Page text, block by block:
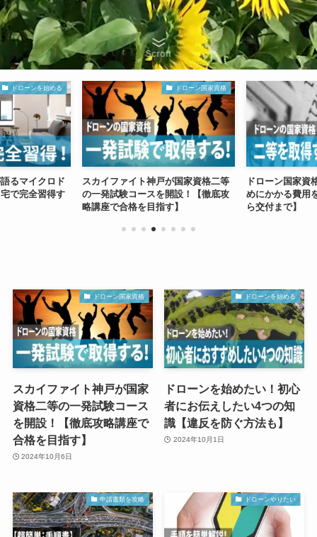
Scroll
ドローンを始める
るマイクロド
で完全習得す
ドローン国家資格
スカイファイト神戸が国家資格二等
の一発試験コースを開設！【徹底攻
略講座で合格を目指す】
ドローン国家資
めにかかる費用
ら交付まで】
ドローン国家資格
スカイファイト神戸が国家
資格二等の一発試験コース
を開設！【徹底攻略講座で
合格を目指す】
2024年10月6日
ドローンを始める
ドローンを始めたい！初心
者にお伝えしたい4つの知
識【違反を防ぐ方法も】
2024年10月1日
申請書類を攻略 ドローンやりたい